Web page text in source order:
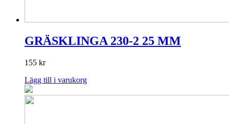
GRÄSKLINGA 230-2 25 MM
155 kr
Lägg till i varukorg